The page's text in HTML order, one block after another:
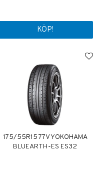
KÖP!
175/55R15 77V YOKOHAMA
BLUEARTH-ES ES32